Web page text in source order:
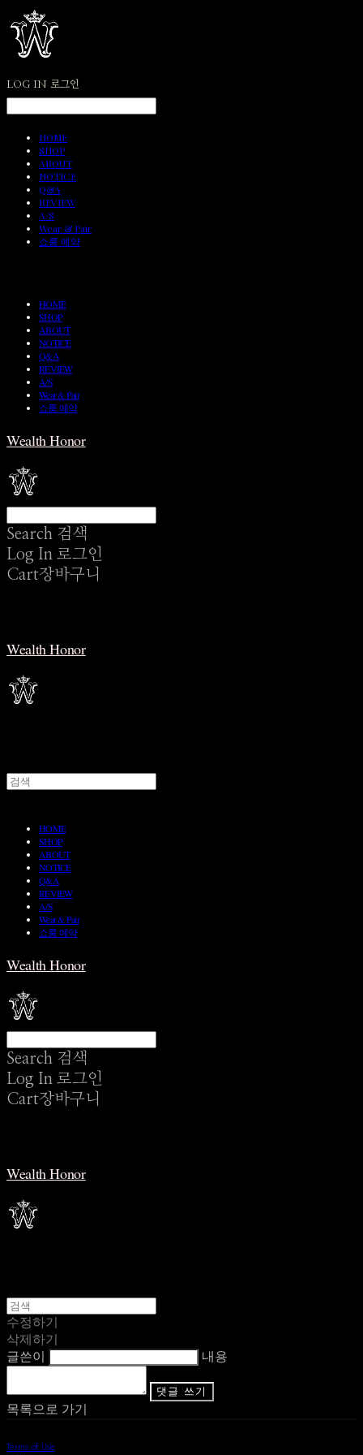
LOG IN 로그인
HOME
SHOP
ABOUT
NOTICE
Q&A
REVIEW
A/S
Wear & Pair
쇼룸 예약
HOME
SHOP
ABOUT
NOTICE
Q&A
REVIEW
A/S
Wear & Pair
쇼룸 예약
Wealth Honor
Search 검색
Log In 로그인
Cart장바구니
Wealth Honor
HOME
SHOP
ABOUT
NOTICE
Q&A
REVIEW
A/S
Wear & Pair
쇼룸 예약
Wealth Honor
Search 검색
Log In 로그인
Cart장바구니
Wealth Honor
수정하기
삭제하기
글쓴이
내용
댓글 쓰기
목록으로 가기
Terms of Use